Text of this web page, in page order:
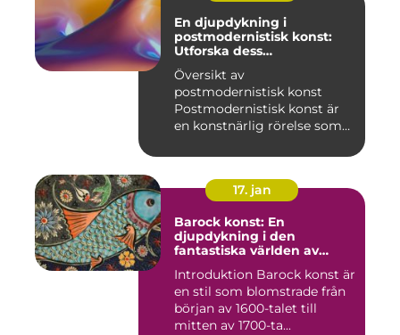
En djupdykning i
postmodernistisk konst:
Utforska dess
mångfasetterade natur
Översikt av
postmodernistisk konst
Postmodernistisk konst är
en konstnärlig rörelse som
17. jan
Barock konst: En
djupdykning i den
fantastiska världen av
Introduktion Barock konst är
en stil som blomstrade från
början av 1600-talet till
mitten av 1700-ta...